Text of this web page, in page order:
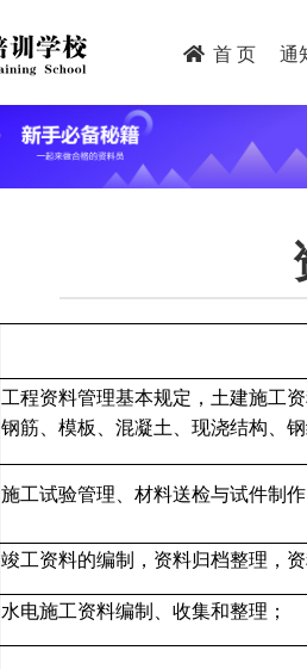
首 页 通
工程资料管理基本规定，土建施工
钢筋、模板、混凝土、现浇结构、
施工试验管理、材料送检与试件制
竣工资料的编制，资料归档整理，
水电施工资料编制、收集和整理；